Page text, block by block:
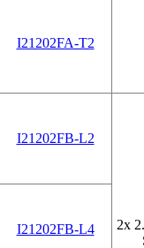
I21202FA-T2
I21202FB-L2
2x
I21202FB-L4